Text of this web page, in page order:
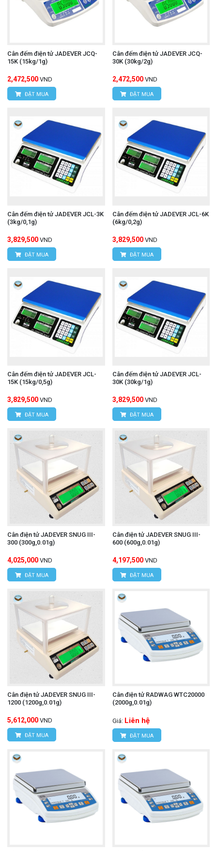
Cân đếm điện tử JADEVER JCQ-
15K (15kg/1g)
2,472,500 VND
ĐẶT MUA
Cân đếm điện tử JADEVER JCQ-
30K (30kg/2g)
2,472,500 VND
ĐẶT MUA
Cân đếm điện tử JADEVER JCL-3K
(3kg/0,1g)
3,829,500 VND
ĐẶT MUA
Cân đếm điện tử JADEVER JCL-6K
(6kg/0,2g)
3,829,500 VND
ĐẶT MUA
Cân đếm điện tử JADEVER JCL-
15K (15kg/0,5g)
3,829,500 VND
ĐẶT MUA
Cân đếm điện tử JADEVER JCL-
30K (30kg/1g)
3,829,500 VND
ĐẶT MUA
Cân điện tử JADEVER SNUG III-
300 (300g,0.01g)
4,025,000 VND
ĐẶT MUA
Cân điện tử JADEVER SNUG III-
600 (600g,0.01g)
4,197,500 VND
ĐẶT MUA
Cân điện tử JADEVER SNUG III-
1200 (1200g,0.01g)
5,612,000 VND
ĐẶT MUA
Cân điện tử RADWAG WTC20000
(2000g,0.01g)
Giá: Liên hệ
ĐẶT MUA